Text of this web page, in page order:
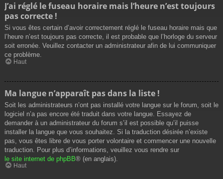
J’ai réglé le fuseau horaire mais l’heure n’est toujours
pas correcte !
Si vous êtes certain d’avoir correctement réglé le fuseau horaire mais que
l’heure n’est toujours pas correcte, il est probable que l’horloge du serveur
soit erronée. Veuillez contacter un administrateur afin de lui communiquer
ce problème.
Haut
Ma langue n’apparaît pas dans la liste !
Soit les administrateurs n’ont pas installé votre langue sur le forum, soit le
logiciel n’a pas encore été traduit dans votre langue. Essayez de
demander à un administrateur du forum s’il est possible qu’il puisse
installer la langue que vous souhaitez. Si la traduction désirée n’existe
pas, vous êtes libre de vous porter volontaire et commencer une nouvelle
traduction. Pour plus d’informations, veuillez vous rendre sur
le site internet de phpBB® (en anglais).
Haut